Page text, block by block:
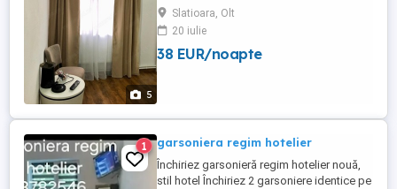
5
Slătioara, str Unirii 24A ( după Rompetrol)
. Oferim soluții personalizate și de calitate
superioară pentru a satisface nevoile
clienților cazați în locația noastră! Dotări :
Slatioara, Olt
20 iulie
38 EUR/noapte
1 garsoniera regim hotelier
Închiriez garsonieră regim hotelier nouă,
stil hotel Închiriez 2 garsoniere identice pe